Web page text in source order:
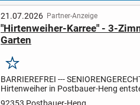
21.07.2026 Partner-Anzeige
"Hirtenweiher-Karree" - 3-
Garten
Merken
BARRIEREFREI ---
Hirtenweiher in Postbauer-Heng
Neubau-Areal "Hirtenweiher-Karree"
92353 Postbauer-Heng